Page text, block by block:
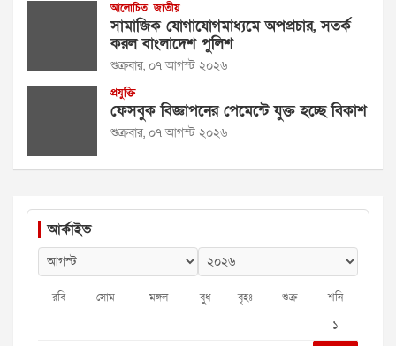
আলোচিত জাতীয়
সামাজিক যোগাযোগমাধ্যমে অপপ্রচার, সতর্ক
করল বাংলাদেশ পুলিশ
শুক্রবার, ০৭ আগস্ট ২০২৬
প্রযুক্তি
ফেসবুক বিজ্ঞাপনের পেমেন্টে যুক্ত হচ্ছে বিকাশ
শুক্রবার, ০৭ আগস্ট ২০২৬
আর্কাইভ
রবি সোম মঙ্গল বুধ বৃহঃ শুক্র শনি
১